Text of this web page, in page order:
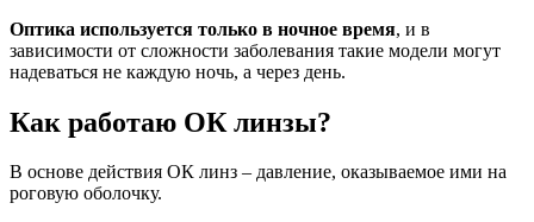
Оптика используется только в ночное время, и в
зависимости от сложности заболевания такие модели могут
надеваться не каждую ночь, а через день.
Как работаю ОК линзы?
В основе действия ОК линз – давление, оказываемое ими на
роговую оболочку.